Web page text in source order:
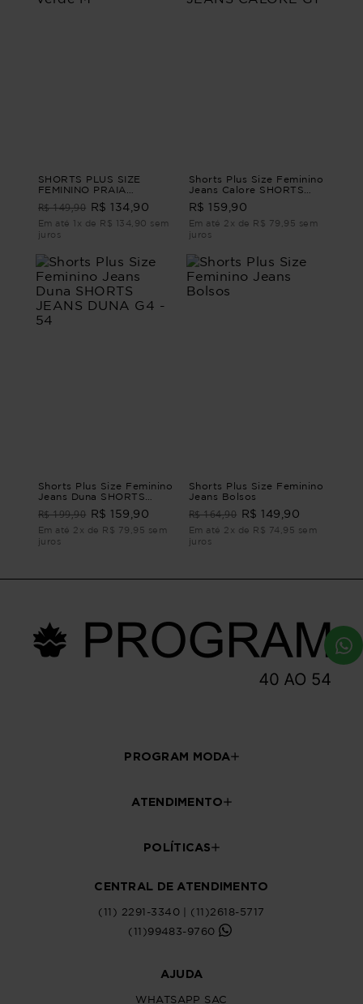
SHORTS PLUS SIZE
FEMININO PRAIA
MARONTI Verde M
R$ 149,90 R$ 134,90
Em até 1x de R$ 134,90 sem
juros
Shorts Plus Size Feminino
Jeans Calore SHORTS
JEANS CALORE G1
R$ 159,90
Em até 2x de R$ 79,95 sem
juros
Shorts Plus Size Feminino
Jeans Duna SHORTS
JEANS DUNA G4 - 54
R$ 199,90 R$ 159,90
Em até 2x de R$ 79,95 sem
juros
Shorts Plus Size Feminino
Jeans Bolsos
R$ 164,90 R$ 149,90
Em até 2x de R$ 74,95 sem
juros
PROGRAM MODA
ATENDIMENTO
POLÍTICAS
CENTRAL DE ATENDIMENTO
(11) 2291-3340 | (11)2618-5717
(11)99483-9760
AJUDA
WHATSAPP SAC